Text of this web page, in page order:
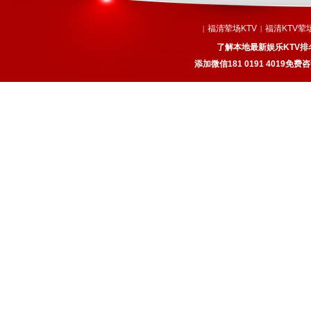
| 福清荤场KTV | 福清KTV荤
了解本地最新娱乐KTV
添加微信181 0191 4019免费